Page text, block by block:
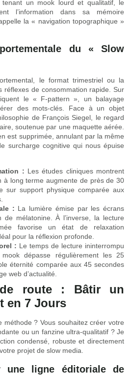
tenant un mook lourd et qualitatif, le
l’information dans sa mémoire
la « navigation topographique »
du « Slow
le format trimestriel ou la
réflexes de consommation rapide. Sur
le « F-pattern », un balayage
des mots-clés. Face à un objet
de François Siegel, le regard
soutenue par une maquette aérée.
est supprimée, annulant par la même
surcharge cognitive qui nous épuise
: Les études cliniques montrent
à long terme augmente de près de 30
sur support physique comparée aux
: La lumière émise par les écrans
de mélatonine. À l’inverse, la lecture
favorise un état de relaxation
pour la réflexion profonde.
: Le temps de lecture ininterrompu
dépasse régulièrement les 25
éternité comparée aux 45 secondes
web d’actualité.
route : Bâtir un
en 7 Jours
méthode ? Vous souhaitez créer votre
ou un fanzine ultra-qualitatif ? Je
condensé, robuste et directement
projet de slow media.
ligne éditoriale de